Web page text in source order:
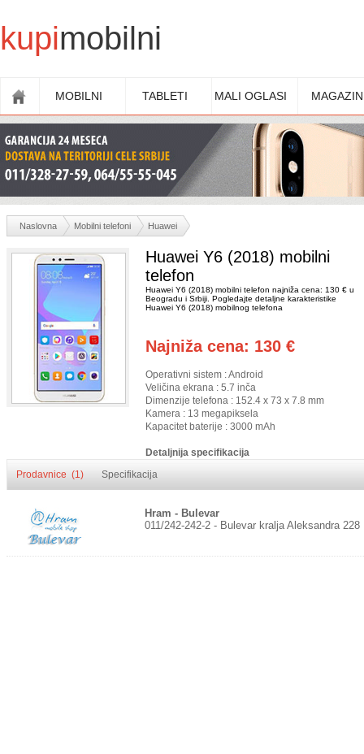
kupimobilni
MOBILNI TABLETI MALI OGLASI MAGAZIN
Naslovna Mobilni telefoni Huawei
Huawei Y6 (2018) mobilni
telefon
Huawei Y6 (2018) mobilni telefon najniža cena: 130 € u
Beogradu i Srbiji. Pogledajte detaljne karakteristike
Huawei Y6 (2018) mobilnog telefona
Najniža cena: 130 €
Operativni sistem : Android
Veličina ekrana : 5.7 inča
Dimenzije telefona : 152.4 x 73 x 7.8 mm
Kamera : 13 megapiksela
Kapacitet baterije : 3000 mAh
Detaljnija specifikacija
Prodavnice (1)
Specifikacija
Hram - Bulevar
011/242-242-2 - Bulevar kralja Aleksandra 228